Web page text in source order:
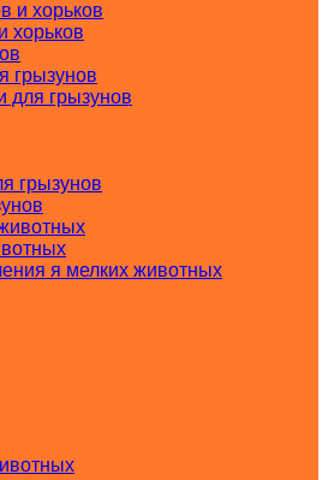
хорьков
грызунов
для грызунов
грызунов
я мелких животных